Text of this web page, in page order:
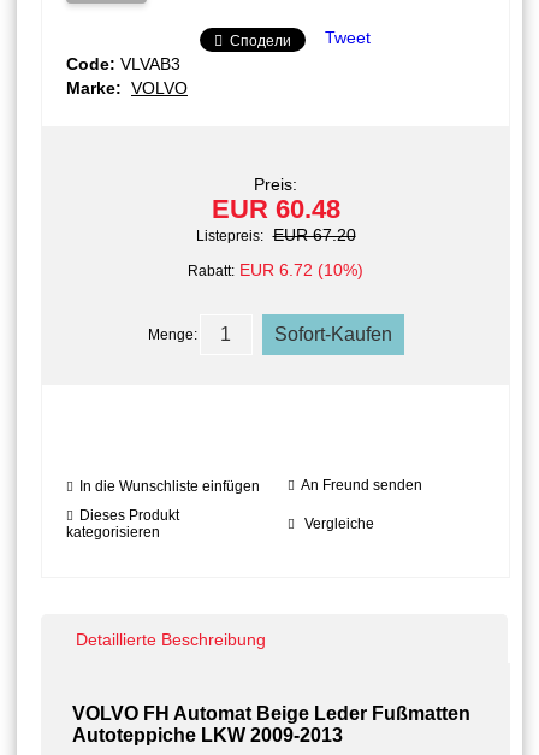
Сподели
Tweet
Code: VLVAB3
Marke: VOLVO
Preis:
EUR 60.48
Listepreis: EUR 67.20
Rabatt: EUR 6.72 (10%)
Menge:
In die Wunschliste einfügen
An Freund senden
Dieses Produkt
kategorisieren
Vergleiche
Detaillierte Beschreibung
VOLVO FH Automat Beige Leder Fußmatten
Autoteppiche LKW 2009-2013